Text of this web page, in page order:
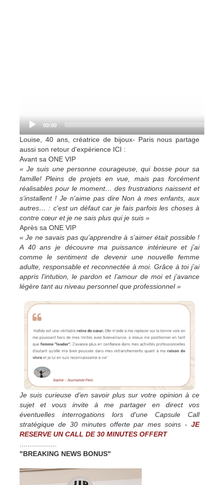
00:00
Louise, 40 ans, créatrice de bijoux- Paris nous partage
aussi son retour d'expérience ICI :
Avant sa ONE VIP
« Je suis une personne courageuse, qui bosse pour sa
famille! Pleins de projets en vue, mais pas forcément
réalisables pour le moment… des frustrations naissent et
s’installent ! Je n'aime pas dire Non à mes enfants, aux
autres… : c'est un défaut car je fais parfois les choses à
contre cœur et je ne sais plus qui je suis »
Après sa ONE VIP
« Je ne savais pas qu’apprendre à s’aimer était possible !
A 40 ans je découvre ma puissance intérieure et j’ai
comme le sentiment de devenir une nouvelle femme
adulte, responsable et reconnectée à moi. Grâce à toi j’ai
appris l'intution, le pardon et l’amour de moi et j’avance
légère tant au niveau personnel que professionnel »
Je suis curieuse d’en savoir plus sur votre opinion à ce
sujet et vous invite à me partager en direct vos
éventuelles interrogations lors d'une Capsule Call
stratégique de 30 minutes offerte par mes soins -JE
RESERVE UN CALL DE 30 MINUTES OFFERT
"BREAKING NEWS BONUS"